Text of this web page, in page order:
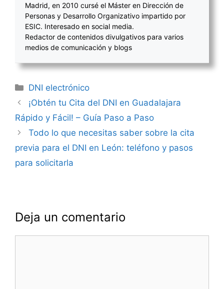
Madrid, en 2010 cursé el Máster en Dirección de
Personas y Desarrollo Organizativo impartido por
ESIC. Interesado en social media.
Redactor de contenidos divulgativos para varios
medios de comunicación y blogs
Categorías
DNI electrónico
Navegación
de
entradas
¡Obtén tu Cita del DNI en Guadalajara
Rápido y Fácil! – Guía Paso a Paso
Todo lo que necesitas saber sobre la cita
previa para el DNI en León: teléfono y pasos
para solicitarla
Deja un comentario